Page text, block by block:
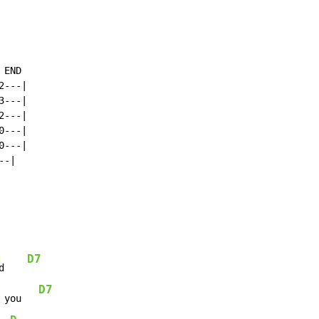
END
|
|
|
|
|
|
D7
you
D7